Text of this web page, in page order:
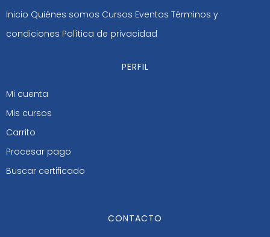
Inicio Quiénes somos Cursos Eventos Términos y
condiciones Política de privacidad
PERFIL
Mi cuenta
Mis cursos
Carrito
Procesar pago
Buscar certificado
CONTACTO